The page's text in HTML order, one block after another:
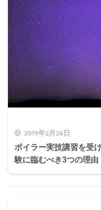
2019年2月26日
ボイラー実技講習を受
験に臨むべき3つの理由